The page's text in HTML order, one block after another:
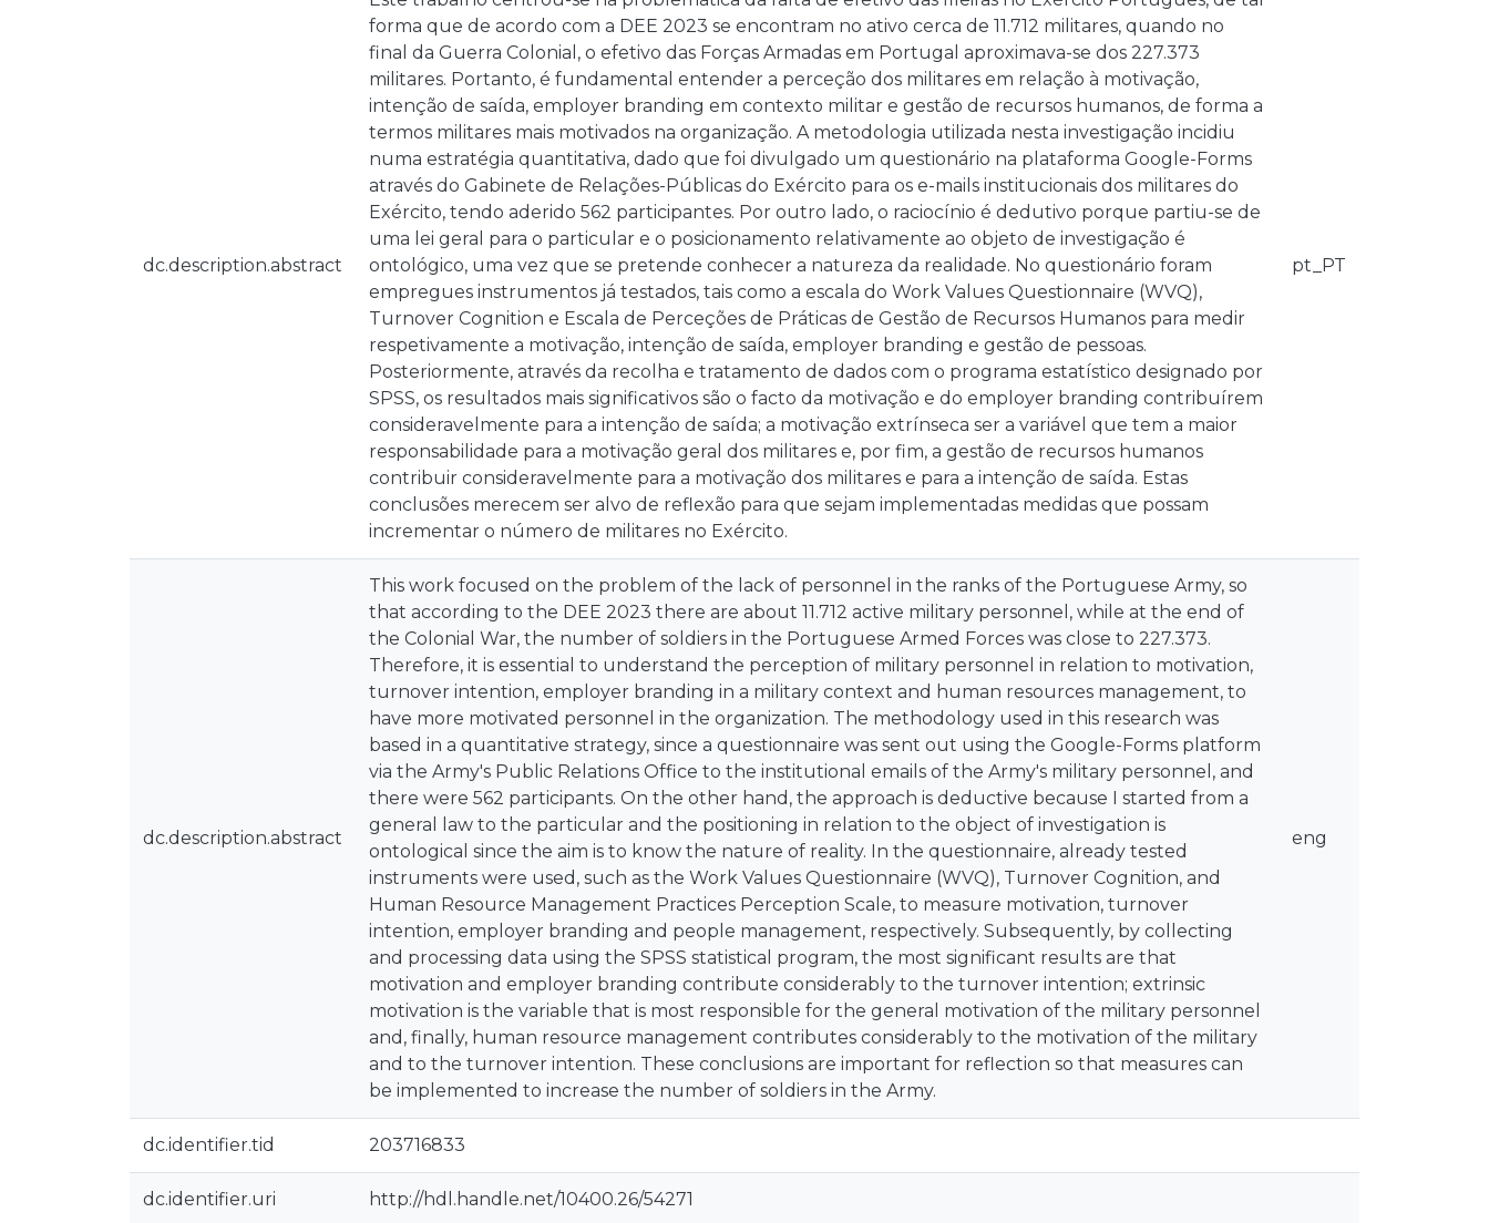
dc.description.abstract
forma que de acordo com a DEE 2023 se encontram no ativo cerca de 11.712 militares, quando no
final da Guerra Colonial, o efetivo das Forças Armadas em Portugal aproximava-se dos 227.373
militares. Portanto, é fundamental entender a perceção dos militares em relação à motivação,
intenção de saída, employer branding em contexto militar e gestão de recursos humanos, de forma a
termos militares mais motivados na organização. A metodologia utilizada nesta investigação incidiu
numa estratégia quantitativa, dado que foi divulgado um questionário na plataforma Google-Forms
através do Gabinete de Relações-Públicas do Exército para os e-mails institucionais dos militares do
Exército, tendo aderido 562 participantes. Por outro lado, o raciocínio é dedutivo porque partiu-se de
uma lei geral para o particular e o posicionamento relativamente ao objeto de investigação é
ontológico, uma vez que se pretende conhecer a natureza da realidade. No questionário foram
empregues instrumentos já testados, tais como a escala do Work Values Questionnaire (WVQ),
Turnover Cognition e Escala de Perceções de Práticas de Gestão de Recursos Humanos para medir
respetivamente a motivação, intenção de saída, employer branding e gestão de pessoas.
Posteriormente, através da recolha e tratamento de dados com o programa estatístico designado por
SPSS, os resultados mais significativos são o facto da motivação e do employer branding contribuírem
consideravelmente para a intenção de saída; a motivação extrínseca ser a variável que tem a maior
responsabilidade para a motivação geral dos militares e, por fim, a gestão de recursos humanos
contribuir consideravelmente para a motivação dos militares e para a intenção de saída. Estas
conclusões merecem ser alvo de reflexão para que sejam implementadas medidas que possam
incrementar o número de militares no Exército.
pt_PT
dc.description.abstract
This work focused on the problem of the lack of personnel in the ranks of the Portuguese Army, so
that according to the DEE 2023 there are about 11.712 active military personnel, while at the end of
the Colonial War, the number of soldiers in the Portuguese Armed Forces was close to 227.373.
Therefore, it is essential to understand the perception of military personnel in relation to motivation,
turnover intention, employer branding in a military context and human resources management, to
have more motivated personnel in the organization. The methodology used in this research was
based in a quantitative strategy, since a questionnaire was sent out using the Google-Forms platform
via the Army's Public Relations Office to the institutional emails of the Army's military personnel, and
there were 562 participants. On the other hand, the approach is deductive because I started from a
general law to the particular and the positioning in relation to the object of investigation is
ontological since the aim is to know the nature of reality. In the questionnaire, already tested
instruments were used, such as the Work Values Questionnaire (WVQ), Turnover Cognition, and
Human Resource Management Practices Perception Scale, to measure motivation, turnover
intention, employer branding and people management, respectively. Subsequently, by collecting
and processing data using the SPSS statistical program, the most significant results are that
motivation and employer branding contribute considerably to the turnover intention; extrinsic
motivation is the variable that is most responsible for the general motivation of the military personnel
and, finally, human resource management contributes considerably to the motivation of the military
and to the turnover intention. These conclusions are important for reflection so that measures can
be implemented to increase the number of soldiers in the Army.
eng
dc.identifier.tid 203716833
dc.identifier.uri http://hdl.handle.net/10400.26/54271